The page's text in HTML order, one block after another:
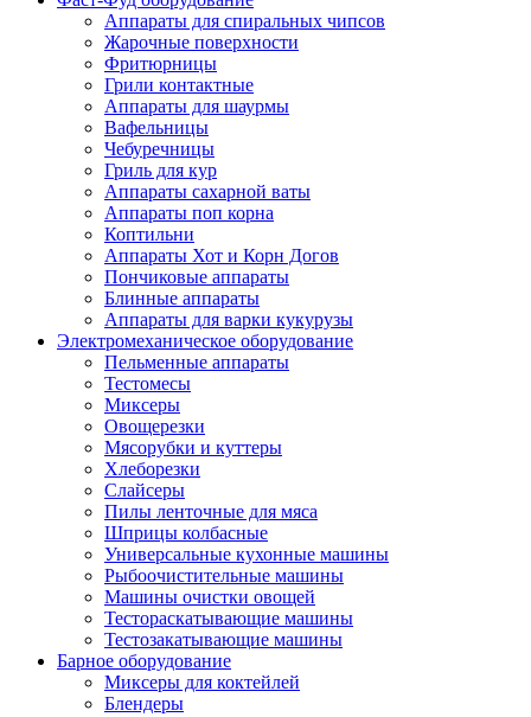
Аппараты для спиральных чипсов
Жарочные поверхности
Фритюрницы
Грили контактные
Аппараты для шаурмы
Вафельницы
Чебуречницы
Гриль для кур
Аппараты сахарной ваты
Аппараты поп корна
Коптильни
Аппараты Хот и Корн Догов
Пончиковые аппараты
Блинные аппараты
Аппараты для варки кукурузы
Электромеханическое оборудование
Пельменные аппараты
Тестомесы
Миксеры
Овощерезки
Мясорубки и куттеры
Хлеборезки
Слайсеры
Пилы ленточные для мяса
Шприцы колбасные
Универсальные кухонные машины
Рыбоочистительные машины
Машины очистки овощей
Тестораскатывающие машины
Тестозакатывающие машины
Барное оборудование
Миксеры для коктейлей
Блендеры